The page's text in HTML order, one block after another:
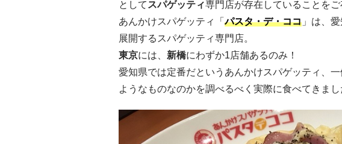
として スパゲッティ専門店が存在していることをご
あんかけスパゲッティ「パスタ・デ・ココ 」は、
展開するスパゲッティ専門店。
東京には、 新橋にわずか1店舗あるのみ！
愛知県では定番だというあんかけスパゲッティ、
ようなものなのかを調べるべく実際に食べてきまし